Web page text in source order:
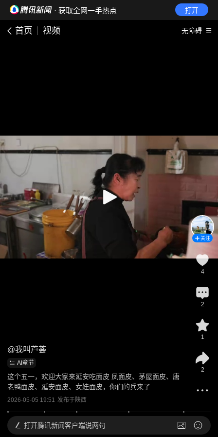
· 获取全网一手热点 打开
首页 视频 无障碍
@我叫芦荟
AI章节
这个五一，欢迎大家来延安吃面皮 凤面皮、茅屋面皮、唐
老鸭面皮、延安面皮、女娃面皮，你们的兵来了
2026-05-05 19:51 发布于陕西
关注
4
2
1
2
打开腾讯新闻客户端说两句